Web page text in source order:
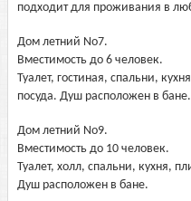
подходит для проживания в
Дом летний No7.
Вместимость до 6 человек.
Туалет, гостиная, спальни,
посуда. Душ расположен в бане.
Дом летний No9.
Вместимость до 10 человек.
Туалет, холл, спальни, кухня,
Душ расположен в бане.